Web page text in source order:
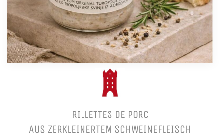
RILLETTES DE PORC
AUS ZERKLEINERTEM SCHWEINEFLEISCH